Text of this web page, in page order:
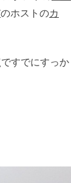
のホストのカ
すでにすっか